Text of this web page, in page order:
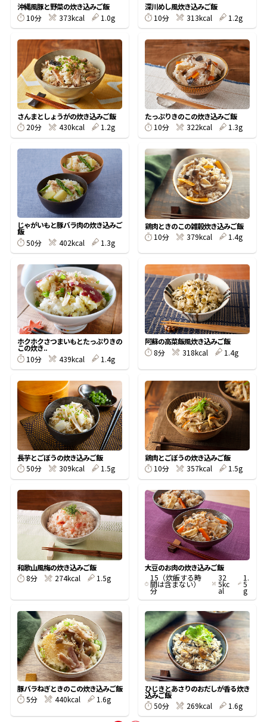
楽チン屋® ストレートつゆ
新鮮一番 『氷熟®』
『踊り節』
鰹節屋の
だしパック
だし粉
商品情報一覧
おすすめサイト
新鮮一番
氷熟®︎
だしパック
だし巻き卵特集
かつおだしが決め手！簡単茶碗蒸し
沖縄風豚と野菜の炊き込みご飯
10分
373kcal 1.0g
深川めし風炊き込みご飯
10分
313kcal 1.2g
さんまとしょうがの炊き込みご飯
20分
430kcal 1.2g
たっぷりきのこの炊き込みご飯
10分
322kcal 1.3g
じゃがいもと豚バラ肉の炊き込みご
飯
50分
402kcal 1.3g
鶏肉ときのこの雑穀炊き込みご飯
10分
379kcal 1.4g
ホクホクさつまいもとたっぷりきの
この炊き..
10分
439kcal 1.4g
阿蘇の高菜飯風炊き込みご飯
8分
318kcal 1.4g
長芋とごぼうの炊き込みご飯
50分
309kcal 1.5g
鶏肉とごぼうの炊き込みご飯
10分
357kcal 1.5g
和歌山風梅の炊き込みご飯
8分
274kcal 1.5g
大豆のお肉の炊き込みご飯
15（炊飯する時
間は含まない）
分
32
5kc
al
1.
5
g
豚バラねぎときのこの炊き込みご飯
5分
440kcal 1.6g
ひじきとあさりのおだしが香る炊き
込みご飯
50分
269kcal 1.6g